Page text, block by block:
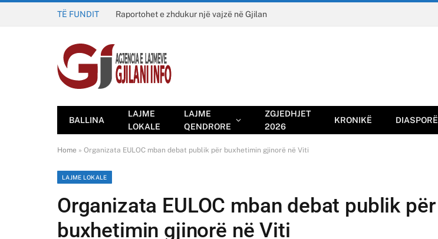
TË FUNDIT Raportohet e zhdukur një vajzë në Gjilan
BALLINA
LAJME
LOKALE
LAJME
QENDRORE
ZGJEDHJET
2026
KRONIKË DIASPORË
Home » Organizata EULOC mban debat publik për buxhetimin gjinorë në Viti
LAJME LOKALE
Organizata EULOC mban debat publik për
buxhetimin gjinorë në Viti